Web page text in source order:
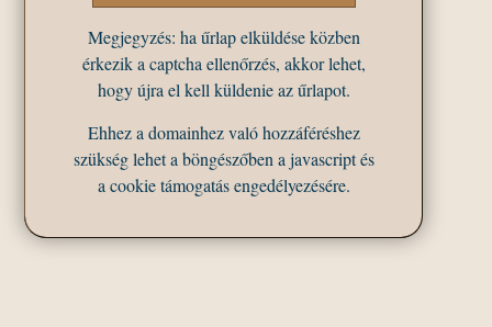
Megjegyzés: ha űrlap elküldése közben
érkezik a captcha ellenőrzés, akkor lehet,
hogy újra el kell küldenie az űrlapot.
Ehhez a domainhez való hozzáféréshez
szükség lehet a böngészőben a javascript és
a cookie támogatás engedélyezésére.